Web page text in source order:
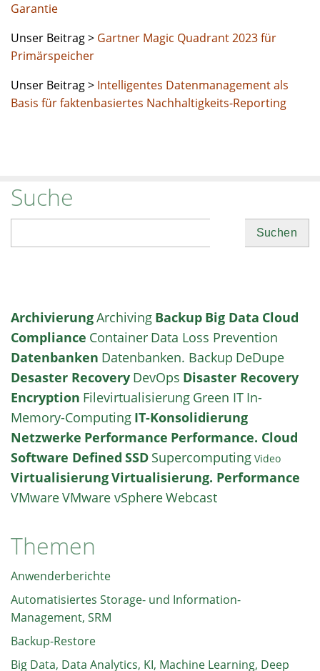
Garantie
Unser Beitrag > Gartner Magic Quadrant 2023 für
Primärspeicher
Unser Beitrag > Intelligentes Datenmanagement als
Basis für faktenbasiertes Nachhaltigkeits-Reporting
Suche
ArchivierungArchiving Backup Big Data Cloud
Compliance Container Data Loss Prevention
Datenbanken Datenbanken. Backup DeDupe
Desaster Recovery DevOps Disaster Recovery
Encryption Filevirtualisierung Green IT In-
Memory-Computing IT-Konsolidierung
Netzwerke Performance Performance. Cloud
Software Defined SSD Supercomputing Video
VirtualisierungVirtualisierung. Performance
VMwareVMware vSphereWebcast
Themen
Anwenderberichte
Automatisiertes Storage- und Information-
Management, SRM
Backup-Restore
Big Data, Data Analytics, KI, Machine Learning, Deep